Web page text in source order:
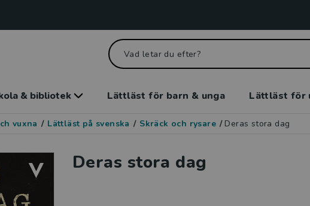
& bibliotek Lättläst för barn & unga Lättläst för
vuxna / Lättläst på svenska / Skräck och rysare / Deras stora dag
Deras stora dag